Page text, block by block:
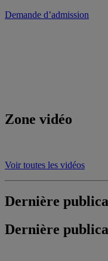
Demande d’admission
Zone vidéo
Voir toutes les vidéos
Dernière
Dernière